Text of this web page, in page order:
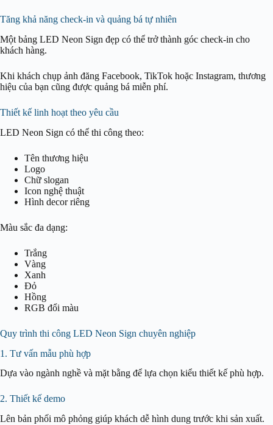
Tăng khả năng check-in và quảng bá tự nhiên
Một bảng LED Neon Sign đẹp có thể trở thành góc check-in cho
khách hàng.
Khi khách chụp ảnh đăng Facebook, TikTok hoặc Instagram, thương
hiệu của bạn cũng được quảng bá miễn phí.
Thiết kế linh hoạt theo yêu cầu
LED Neon Sign có thể thi công theo:
Tên thương hiệu
Logo
Chữ slogan
Icon nghệ thuật
Hình decor riêng
Màu sắc đa dạng:
Trắng
Vàng
Xanh
Đỏ
Hồng
RGB đổi màu
Quy trình thi công LED Neon Sign chuyên nghiệp
1. Tư vấn mẫu phù hợp
Dựa vào ngành nghề và mặt bằng để lựa chọn kiểu thiết kế phù hợp.
2. Thiết kế demo
Lên bản phối mô phỏng giúp khách dễ hình dung trước khi sản xuất.